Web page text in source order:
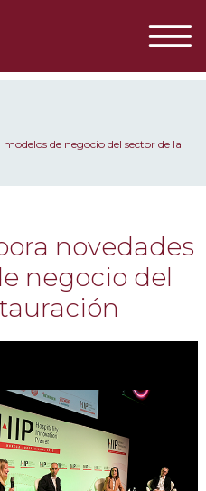
de negocio del sector de la
novedades
negocio del